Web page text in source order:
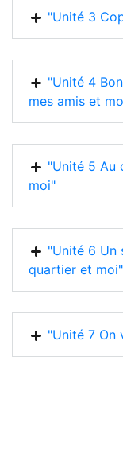
"Unité 3
"Unité 4
mes amis et
"Unité 5 Au
moi"
"Unité 6 Un
quartier et moi"
"Unité 7 On